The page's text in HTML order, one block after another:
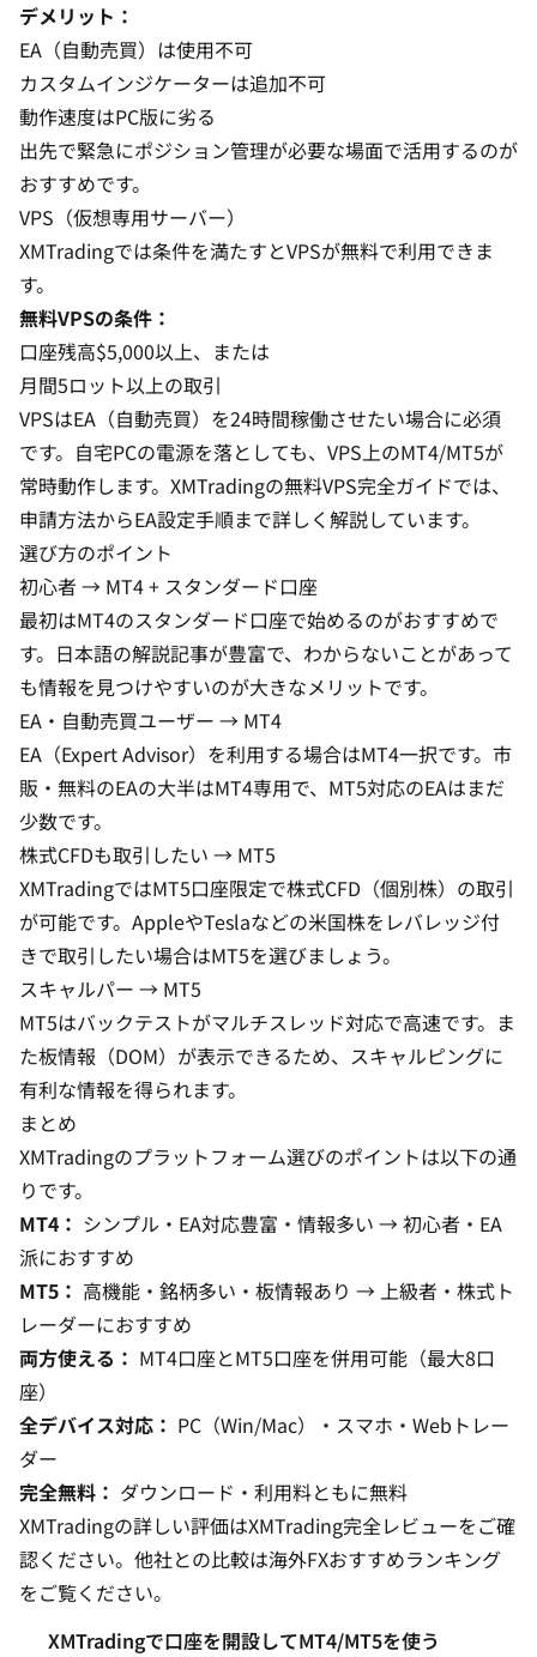
デメリット：
EA（自動売買）は使用不可
カスタムインジケーターは追加不可
動作速度はPC版に劣る
出先で緊急にポジション管理が必要な場面で活用するのが
おすすめです。
VPS（仮想専用サーバー）
XMTradingでは条件を満たすとVPSが無料で利用できま
す。
無料VPSの条件：
口座残高$5,000以上、または
月間5ロット以上の取引
VPSはEA（自動売買）を24時間稼働させたい場合に必須
です。自宅PCの電源を落としても、VPS上のMT4/MT5が
常時動作します。 XMTradingの無料VPS完全ガイドでは、
申請方法からEA設定手順まで詳しく解説しています。
選び方のポイント
初心者 → MT4 + スタンダード口座
最初はMT4のスタンダード口座で始めるのがおすすめで
す。日本語の解説記事が豊富で、わからないことがあって
も情報を見つけやすいのが大きなメリットです。
EA・自動売買ユーザー → MT4
EA（Expert Advisor）を利用する場合はMT4一択です。市
販・無料のEAの大半はMT4専用で、MT5対応のEAはまだ
少数です。
株式CFDも取引したい → MT5
XMTradingではMT5口座限定で株式CFD（個別株）の取引
が可能です。AppleやTeslaなどの米国株をレバレッジ付
きで取引したい場合はMT5を選びましょう。
スキャルパー → MT5
MT5はバックテストがマルチスレッド対応で高速です。ま
た板情報（DOM）が表示できるため、スキャルピングに
有利な情報を得られます。
まとめ
XMTradingのプラットフォーム選びのポイントは以下の通
りです。
MT4： シンプル・EA対応豊富・情報多い → 初心者・EA
派におすすめ
MT5： 高機能・銘柄多い・板情報あり → 上級者・株式ト
レーダーにおすすめ
両方使える： MT4口座とMT5口座を併用可能（最大8口
座）
全デバイス対応： PC（Win/Mac）・スマホ・Webトレー
ダー
完全無料： ダウンロード・利用料ともに無料
XMTradingの詳しい評価はXMTrading完全レビューをご確
認ください。他社との比較は海外FXおすすめランキング
をご覧ください。
XMTradingで口座を開設してMT4/MT5を使う